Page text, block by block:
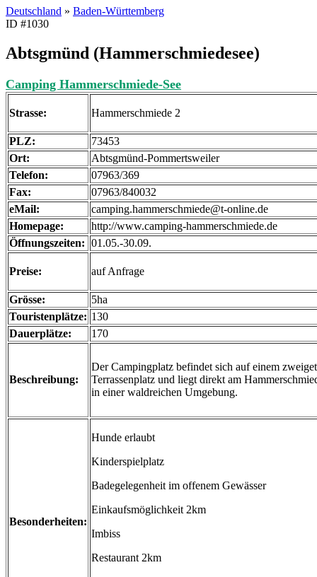
Deutschland » Baden-Württemberg
ID #1030
Abtsgmünd (Hammerschmiedesee)
Camping Hammerschmiede-See
Strasse: Hammerschmiede 2
PLZ:
73453
Ort:
Abtsgmünd-Pommertsweiler
Telefon:
07963/369
Fax:
07963/840032
eMail:
camping.hammerschmiede@t-online.de
Homepage:
http://www.camping-hammerschmiede.de
Öffnungszeiten: 01.05.-30.09.
Preise: auf Anfrage
Grösse:
5ha
Touristenplätze: 130
Dauerplätze:
170
Beschreibung:
Der Campingplatz befindet sich auf einem
Terrassenplatz und liegt direkt am
in einer waldreichen Umgebung.
Besonderheiten:
Hunde erlaubt
Kinderspielplatz
Badegelegenheit im offenem Gewässer
Einkaufsmöglichkeit 2km
Imbiss
Restaurant 2km